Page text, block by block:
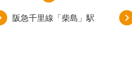
阪急千里線「柴島」駅